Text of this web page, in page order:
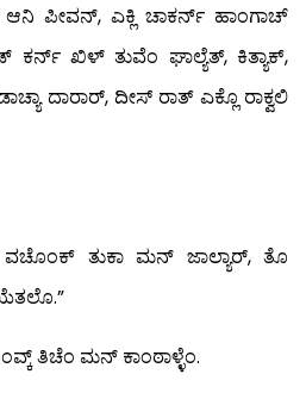
ಪೀವನ್, ಎಕ್ಲಿ ಚಾಕರ್ನ್ ಹಾಂಗಾಚ್
ಖಿಳ್ ತುವೆಂ ಘಾಲ್ಯೆತ್, ಕಿತ್ಯಾಕ್,
ದಾರಾರ್, ದೀಸ್ ರಾತ್ ಎಕ್ಲೊ ರಾಕ್ವಲಿ
ತುಕಾ ಮನ್ ಜಾಲ್ಯಾರ್, ತೊ
ಯೆತಲೊ.”
ತಿಚೆಂ ಮನ್ ಕಾಂಠಾಳ್ಳೆಂ.